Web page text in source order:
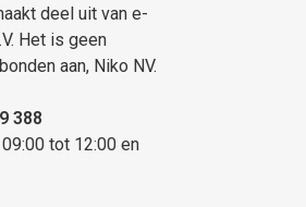
deel uit van e-
Het is geen
aan, Niko NV.
388
tot 12:00 en